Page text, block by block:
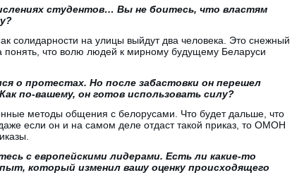
студентов… Вы не боитесь, что властям
солидарности на улицы выйдут два человека. Это снежный
понять, что волю людей к мирному будущему Беларуси
о протестах. Но после забастовки он перешел
по-вашему, он готов использовать силу?
методы общения с белорусами. Что будет дальше, что
если он и на самом деле отдаст такой приказ, то ОМОН
с европейскими лидерами. Есть ли какие-то
который изменил вашу оценку происходящего